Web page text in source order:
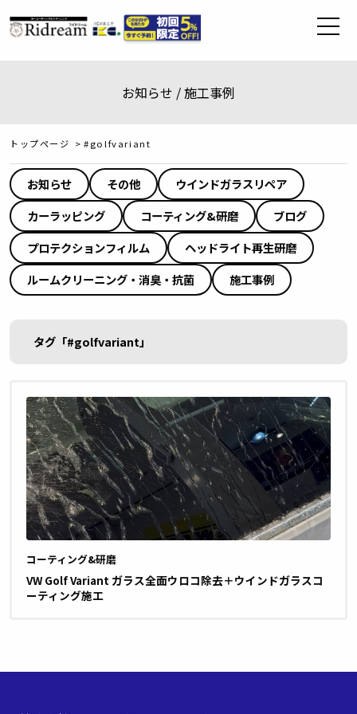
お知らせ / 施工事例
トップページ > #golfvariant
お知らせ その他
ウインドガラスリペア
カーラッピング
コーティング&研磨
ブログ
プロテクションフィルム
ヘッドライト再生研磨
ルームクリーニング・消臭・抗菌
施工事例
タグ「#golfvariant」
コーティング&研磨
VW Golf Variant ガラス全面ウロコ除去＋ウインドガラスコ
ーティング施工